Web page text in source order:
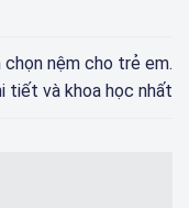
chọn nệm cho trẻ em.
tiết và khoa học nhất